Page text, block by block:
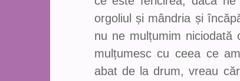
orgoliul și mândria și
nu ne mulțumim
mulțumesc cu ceea ce
abat de la drum, vreau